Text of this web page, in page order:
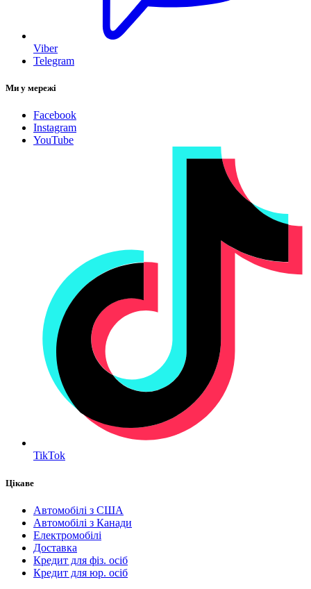
Viber
Telegram
Ми у мережі
Facebook
Instagram
YouTube
TikTok
Цікаве
Автомобілі з США
Автомобілі з Канади
Електромобілі
Доставка
Кредит для фіз. осіб
Кредит для юр. осіб